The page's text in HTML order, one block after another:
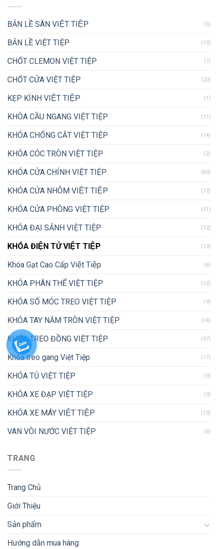
BẢN LỀ SÀN VIỆT TIỆP (5)
BẢN LỀ VIỆT TIỆP (15)
CHỐT CLEMON VIỆT TIỆP (7)
CHỐT CỬA VIỆT TIỆP (20)
KẸP KÍNH VIỆT TIỆP (1)
KHÓA CẦU NGANG VIỆT TIỆP (11)
KHÓA CHỐNG CẮT VIỆT TIỆP (14)
KHÓA CÓC TRÒN VIỆT TIỆP (2)
KHÓA CỬA CHÍNH VIỆT TIỆP (60)
KHÓA CỬA NHÔM VIỆT TIỆP (12)
KHÓA CỬA PHÒNG VIỆT TIỆP (51)
KHÓA ĐẠI SẢNH VIỆT TIỆP (12)
KHÓA ĐIỆN TỬ VIỆT TIỆP (13)
Khóa Gạt Cao Cấp Việt Tiệp (6)
KHÓA PHÂN THỂ VIỆT TIỆP (12)
KHÓA SỐ MÓC TREO VIỆT TIỆP (9)
KHÓA TAY NẮM TRÒN VIỆT TIỆP (14)
KHÓA TREO ĐỒNG VIỆT TIỆP (37)
Khóa treo gang Việt Tiệp (17)
KHÓA TỦ VIỆT TIỆP (9)
KHÓA XE ĐẠP VIỆT TIỆP (3)
KHÓA XE MÁY VIỆT TIỆP (10)
VAN VÒI NƯỚC VIỆT TIỆP (6)
TRANG
Trang Chủ
Giới Thiệu
Sản phẩm
Hướng dẫn mua hàng